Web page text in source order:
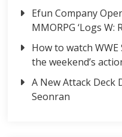
Efun Company
MMORPG ‘Logs W:
How to watch
the weekend’s
A New Attack Deck
Seonran